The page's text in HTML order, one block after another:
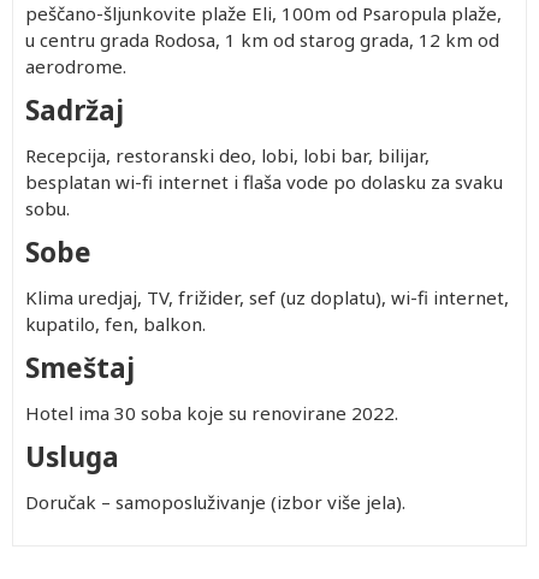
peščano-šljunkovite plaže Eli, 100m od Psaropula plaže,
u centru grada Rodosa, 1 km od starog grada, 12 km od
aerodrome.
Sadržaj
Recepcija, restoranski deo, lobi, lobi bar, bilijar,
besplatan wi-fi internet i flaša vode po dolasku za svaku
sobu.
Sobe
Klima uredjaj, TV, frižider, sef (uz doplatu), wi-fi internet,
kupatilo, fen, balkon.
Smeštaj
Hotel ima 30 soba koje su renovirane 2022.
Usluga
Doručak – samoposluživanje (izbor više jela).